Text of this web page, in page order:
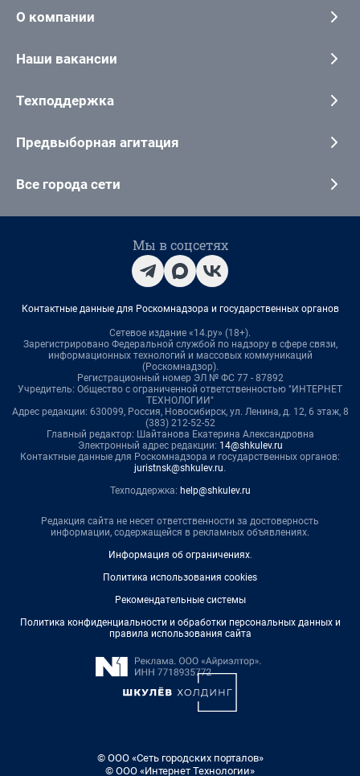
О компании
Наши вакансии
Техподдержка
Предвыборная агитация
Все города сети
Мы в соцсетях
Контактные данные для Роскомнадзора и государственных органов
Сетевое издание «14.ру» (18+).
Зарегистрировано Федеральной службой по надзору в сфере связи,
информационных технологий и массовых коммуникаций
(Роскомнадзор).
Регистрационный номер ЭЛ № ФС 77 - 87892
Учредитель: Общество с ограниченной ответственностью "ИНТЕРНЕТ
ТЕХНОЛОГИИ"
Адрес редакции: 630099, Россия, Новосибирск, ул. Ленина, д. 12, 6 этаж, 8
(383) 212-52-52
Главный редактор: Шайтанова Екатерина Александровна
Электронный адрес редакции: 14@shkulev.ru
Контактные данные для Роскомнадзора и государственных органов:
juristnsk@shkulev.ru.
Техподдержка: help@shkulev.ru
Редакция сайта не несет ответственности за достоверность
информации, содержащейся в рекламных объявлениях.
Информация об ограничениях.
Политика использования cookies
Рекомендательные системы
Политика конфиденциальности и обработки персональных данных и
правила использования сайта
© ООО «Сеть городских порталов»
© ООО «Интернет Технологии»